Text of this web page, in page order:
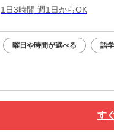
1日3時間 週1日からOK
曜日や時間が選べる 語
す